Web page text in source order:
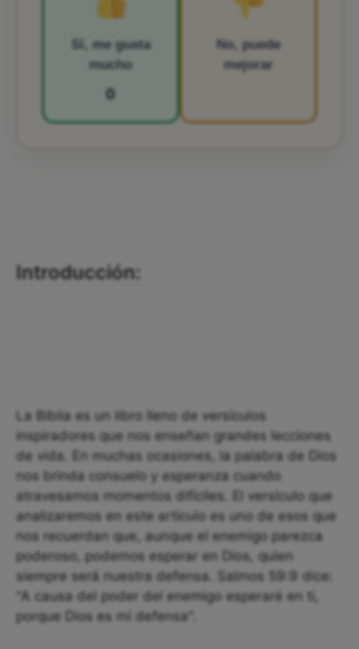
Sí, me gusta
mucho
0
No, puede
mejorar
Introducción:
La Biblia es un libro lleno de versículos
inspiradores que nos enseñan grandes lecciones
de vida. En muchas ocasiones, la palabra de Dios
nos brinda consuelo y esperanza cuando
atravesamos momentos difíciles. El versículo que
analizaremos en este artículo es uno de esos que
nos recuerdan que, aunque el enemigo parezca
poderoso, podemos esperar en Dios, quien
siempre será nuestra defensa. Salmos 59:9 dice:
"A causa del poder del enemigo esperaré en ti,
porque Dios es mi defensa".